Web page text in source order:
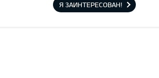
Я ЗАИНТЕРЕСОВАН!